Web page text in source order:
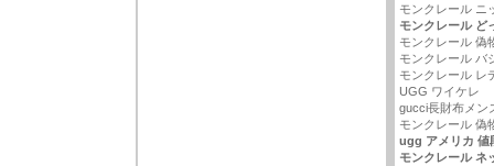
モンクレール ニ
モンクレール ど
モンクレール 偽
モンクレール バ
モンクレール レ
UGG ワイケレ
gucci長財布メン
モンクレール 偽
ugg アメリカ 値
モンクレール ネ